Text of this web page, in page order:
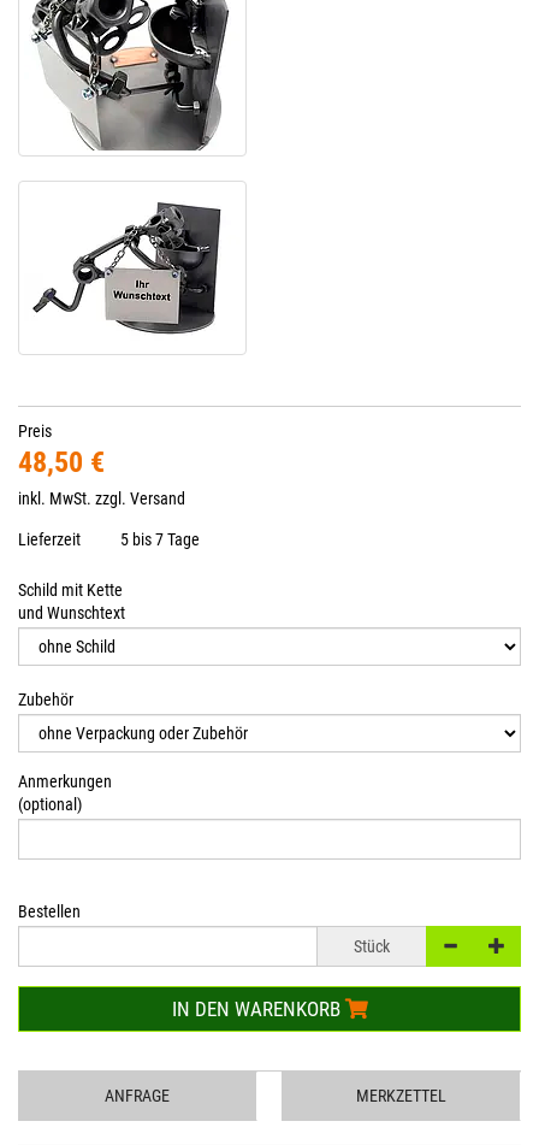
Preis
48,50 €
inkl. MwSt. zzgl. Versand
Lieferzeit 5 bis 7 Tage
Schild mit Kette
und Wunschtext
Zubehör
Anmerkungen
(optional)
Bestellen
Stück
IN DEN WARENKORB
ANFRAGE MERKZETTEL